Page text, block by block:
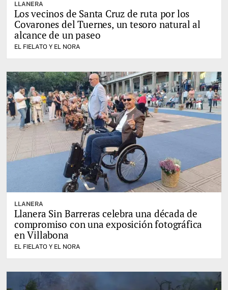
LLANERA
Los vecinos de Santa Cruz de ruta por los
Covarones del Tuernes, un tesoro natural al
alcance de un paseo
EL FIELATO Y EL NORA
LLANERA
Llanera Sin Barreras celebra una década de
compromiso con una exposición fotográfica
en Villabona
EL FIELATO Y EL NORA